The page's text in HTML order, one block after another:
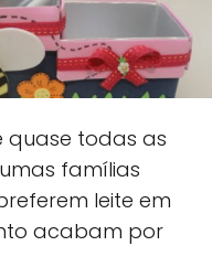
quase todas as
famílias
leite em
acabam por